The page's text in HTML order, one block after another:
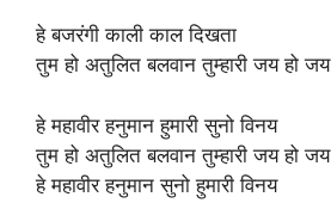
हे बजरंगी काली काल दिखता
तुम हो अतुलित बलवान तुम्हारी जय हो जय
हे महावीर हनुमान हुमारी सुनो विनय
तुम हो अतुलित बलवान तुम्हारी जय हो जय
हे महावीर हनुमान सुनो हुमारी विनय